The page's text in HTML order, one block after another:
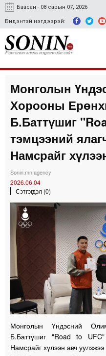
Баасан - 08 сарын 07, 2026
Бидэнтэй нэгдээрэй:
Улс төр,
Монголын
Хорооны
Б.Баттүшиг
тэмцээний
Намсрайг
Sonin.mn agency
2026.06.04
Сэтгэгдэл (0)
Монголын Үндэсний
Б.Баттүшиг "Road to
Намсрайг хүлээн авч уулзжээ